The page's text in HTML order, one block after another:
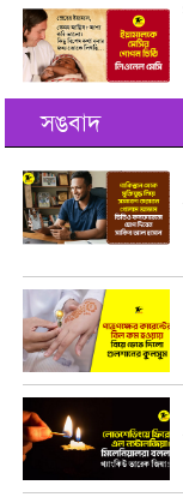
সঙবাদ